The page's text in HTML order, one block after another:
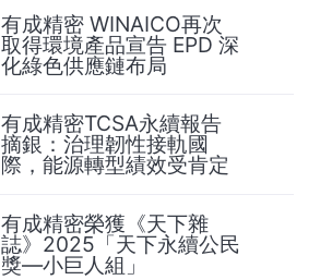
有成精密 WINAICO再次
取得環境產品宣告 EPD 深
化綠色供應鏈布局
有成精密TCSA永續報告
摘銀：治理韌性接軌國
際，能源轉型績效受肯定
有成精密榮獲《天下雜
誌》2025「天下永續公民
獎—小巨人組」